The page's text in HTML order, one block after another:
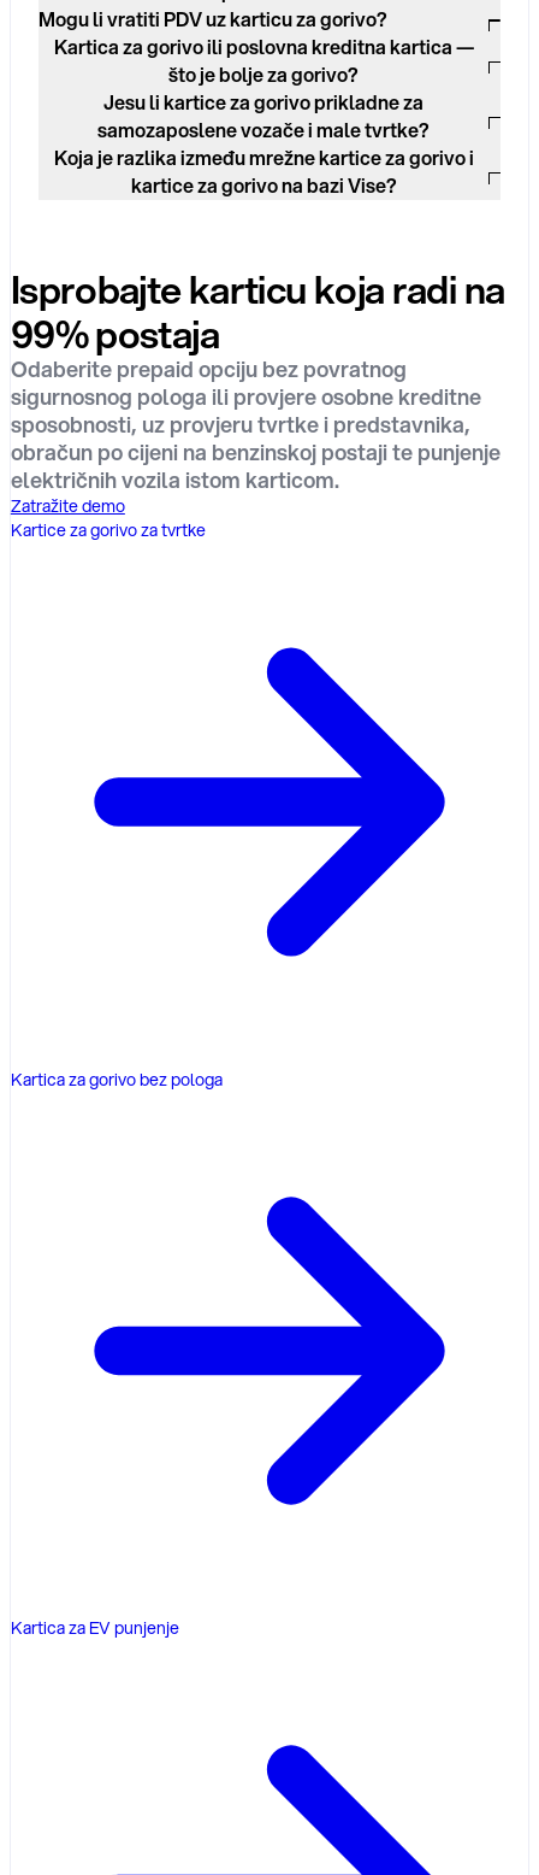
Mogu li vratiti PDV uz karticu za gorivo?
Kartica za gorivo ili poslovna kreditna kartica —
što je bolje za gorivo?
Jesu li kartice za gorivo prikladne za
samozaposlene vozače i male tvrtke?
Koja je razlika između mrežne kartice za gorivo i
kartice za gorivo na bazi Vise?
Isprobajte karticu koja radi na
99% postaja
Odaberite prepaid opciju bez povratnog
sigurnosnog pologa ili provjere osobne kreditne
sposobnosti, uz provjeru tvrtke i predstavnika,
obračun po cijeni na benzinskoj postaji te punjenje
električnih vozila istom karticom.
Zatražite demo
Kartice za gorivo za tvrtke
Kartica za gorivo bez pologa
Kartica za EV punjenje